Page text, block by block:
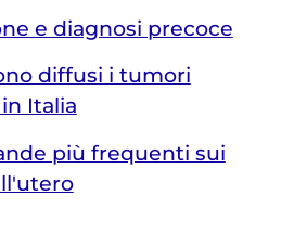
e diagnosi precoce
diffusi i tumori
Italia
più frequenti sui